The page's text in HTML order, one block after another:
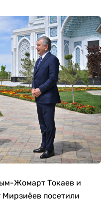
Жомарт Токаев и
Мирзиёев посетили